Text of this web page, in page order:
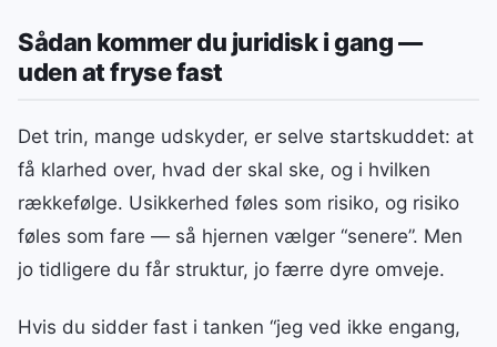
Sådan kommer du juridisk i gang —
uden at fryse fast
Det trin, mange udskyder, er selve startskuddet: at
få klarhed over, hvad der skal ske, og i hvilken
rækkefølge. Usikkerhed føles som risiko, og risiko
føles som fare — så hjernen vælger “senere”. Men
jo tidligere du får struktur, jo færre dyre omveje.
Hvis du sidder fast i tanken “jeg ved ikke engang,